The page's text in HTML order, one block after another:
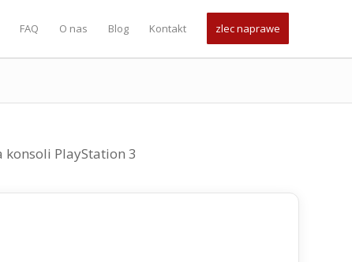
FAQ O nas Blog Kontakt zlec naprawe